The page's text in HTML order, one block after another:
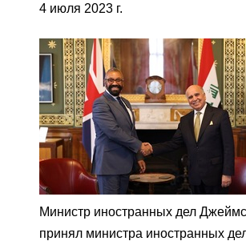
4 июля 2023 г.
Министр иностранных дел
принял министра иностранных